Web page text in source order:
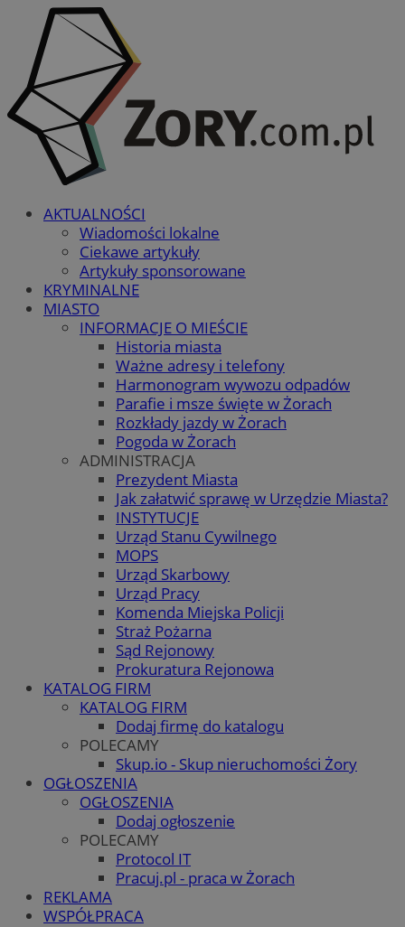
AKTUALNOŚCI
Wiadomości lokalne
Ciekawe artykuły
Artykuły sponsorowane
KRYMINALNE
MIASTO
INFORMACJE O MIEŚCIE
Historia miasta
Ważne adresy i telefony
Harmonogram wywozu odpadów
Parafie i msze święte w Żorach
Rozkłady jazdy w Żorach
Pogoda w Żorach
ADMINISTRACJA
Prezydent Miasta
Jak załatwić sprawę w Urzędzie Miasta?
INSTYTUCJE
Urząd Stanu Cywilnego
MOPS
Urząd Skarbowy
Urząd Pracy
Komenda Miejska Policji
Straż Pożarna
Sąd Rejonowy
Prokuratura Rejonowa
KATALOG FIRM
KATALOG FIRM
Dodaj firmę do katalogu
POLECAMY
Skup.io - Skup nieruchomości Żory
OGŁOSZENIA
OGŁOSZENIA
Dodaj ogłoszenie
POLECAMY
Protocol IT
Pracuj.pl - praca w Żorach
REKLAMA
WSPÓŁPRACA